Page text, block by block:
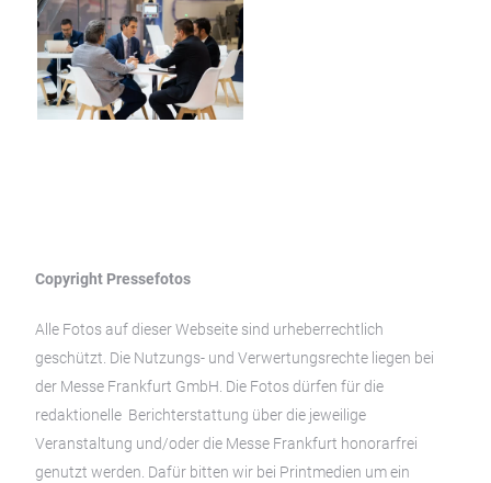
Copyright Pressefotos
Alle Fotos auf dieser Webseite sind urheberrechtlich
geschützt. Die Nutzungs- und Verwertungsrechte liegen bei
der Messe Frankfurt GmbH. Die Fotos dürfen für die
redaktionelle Berichterstattung über die jeweilige
Veranstaltung und/oder die Messe Frankfurt honorarfrei
genutzt werden. Dafür bitten wir bei Printmedien um ein